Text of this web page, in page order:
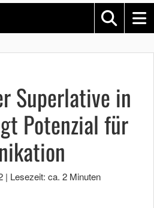
Superlative in
Potenzial für
| Lesezeit: ca. 2 Minuten